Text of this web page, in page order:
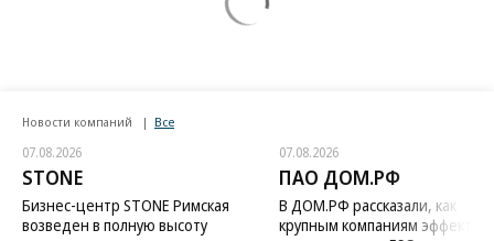
Новости компаний Все
07.08.2026
STONE
Бизнес-центр STONE Римская
возведен в полную высоту
07.08.2026
ПАО ДОМ.РФ
В ДОМ.РФ рассказали, как
крупным компаниям